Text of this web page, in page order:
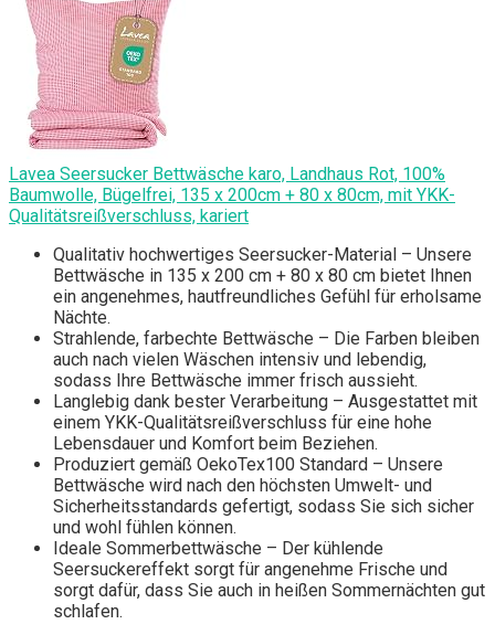
Lavea Seersucker Bettwäsche karo, Landhaus Rot, 100%
Baumwolle, Bügelfrei, 135 x 200cm + 80 x 80cm, mit YKK-
Qualitätsreißverschluss, kariert
Qualitativ hochwertiges Seersucker-Material – Unsere
Bettwäsche in 135 x 200 cm + 80 x 80 cm bietet Ihnen
ein angenehmes, hautfreundliches Gefühl für erholsame
Nächte.
Strahlende, farbechte Bettwäsche – Die Farben bleiben
auch nach vielen Wäschen intensiv und lebendig,
sodass Ihre Bettwäsche immer frisch aussieht.
Langlebig dank bester Verarbeitung – Ausgestattet mit
einem YKK-Qualitätsreißverschluss für eine hohe
Lebensdauer und Komfort beim Beziehen.
Produziert gemäß OekoTex100 Standard – Unsere
Bettwäsche wird nach den höchsten Umwelt- und
Sicherheitsstandards gefertigt, sodass Sie sich sicher
und wohl fühlen können.
Ideale Sommerbettwäsche – Der kühlende
Seersuckereffekt sorgt für angenehme Frische und
sorgt dafür, dass Sie auch in heißen Sommernächten gut
schlafen.